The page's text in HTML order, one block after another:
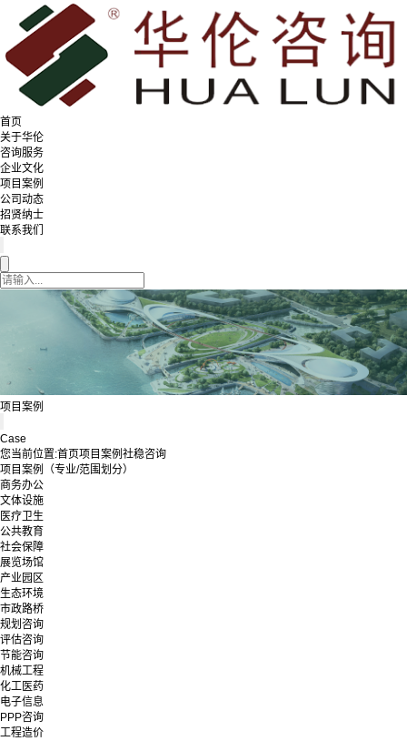
首页
关于华伦
咨询服务
企业文化
项目案例
公司动态
招贤纳士
联系我们
项目案例
Case
您当前位置:首页项目案例 社稳咨询
项目案例（专业/范围划分）
商务办公
文体设施
医疗卫生
公共教育
社会保障
展览场馆
产业园区
生态环境
市政路桥
规划咨询
评估咨询
节能咨询
机械工程
化工医药
电子信息
PPP咨询
工程造价